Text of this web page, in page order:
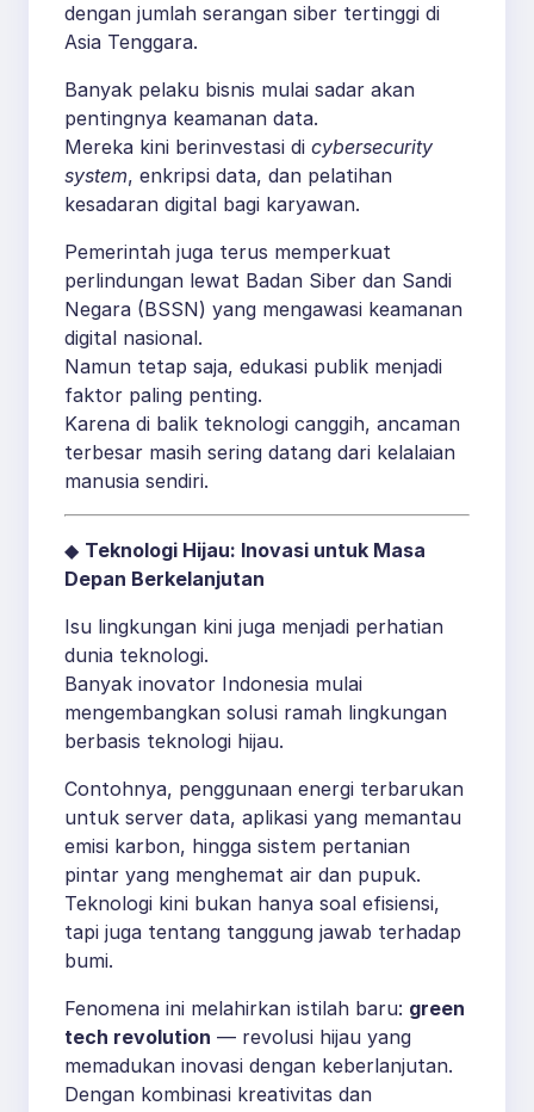
dengan jumlah serangan siber tertinggi di
Asia Tenggara.
Banyak pelaku bisnis mulai sadar akan
pentingnya keamanan data.
Mereka kini berinvestasi di cybersecurity
system, enkripsi data, dan pelatihan
kesadaran digital bagi karyawan.
Pemerintah juga terus memperkuat
perlindungan lewat Badan Siber dan Sandi
Negara (BSSN) yang mengawasi keamanan
digital nasional.
Namun tetap saja, edukasi publik menjadi
faktor paling penting.
Karena di balik teknologi canggih, ancaman
terbesar masih sering datang dari kelalaian
manusia sendiri.
◆ Teknologi Hijau: Inovasi untuk Masa
Depan Berkelanjutan
Isu lingkungan kini juga menjadi perhatian
dunia teknologi.
Banyak inovator Indonesia mulai
mengembangkan solusi ramah lingkungan
berbasis teknologi hijau.
Contohnya, penggunaan energi terbarukan
untuk server data, aplikasi yang memantau
emisi karbon, hingga sistem pertanian
pintar yang menghemat air dan pupuk.
Teknologi kini bukan hanya soal efisiensi,
tapi juga tentang tanggung jawab terhadap
bumi.
Fenomena ini melahirkan istilah baru: green
tech revolution — revolusi hijau yang
memadukan inovasi dengan keberlanjutan.
Dengan kombinasi kreativitas dan